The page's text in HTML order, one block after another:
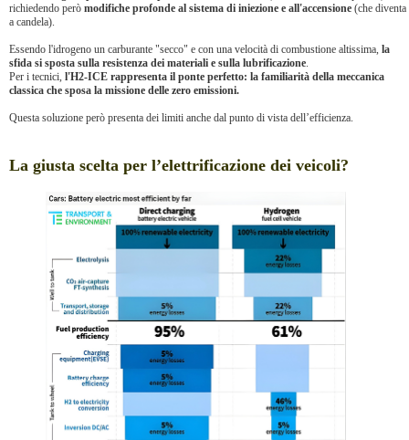
richiedendo però modifiche profonde al sistema di iniezione e all'accensione (che diventa
a candela).
Essendo l'idrogeno un carburante "secco" e con una velocità di combustione altissima, la
sfida si sposta sulla resistenza dei materiali e sulla lubrificazione.
Per i tecnici, l'H2-ICE rappresenta il ponte perfetto: la familiarità della meccanica
classica che sposa la missione delle zero emissioni.
Questa soluzione però presenta dei limiti anche dal punto di vista dell’efficienza.
La giusta scelta per l’elettrificazione dei veicoli?